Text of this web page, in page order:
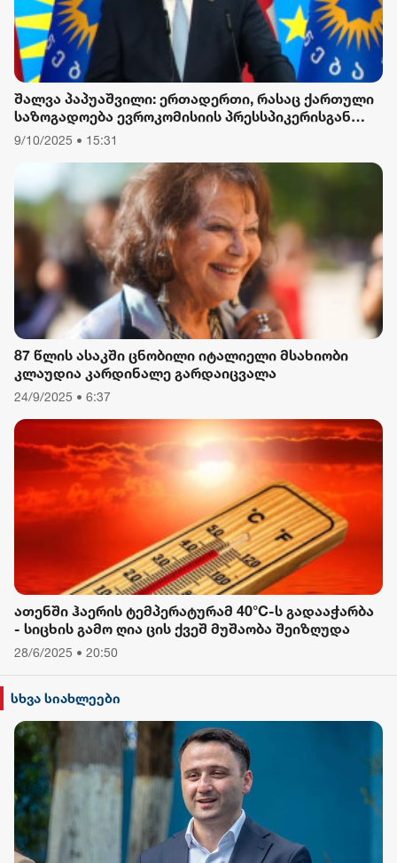
შალვა პაპუაშვილი: ერთადერთი, რასაც ქართული
საზოგადოება ევროკომისიის პრესსპიკერისგან
მოელის, არის ბოდიში ხელისუფლების დამხობის
9/10/2025 • 15:31
87 წლის ასაკში ცნობილი იტალიელი მსახიობი
კლაუდია კარდინალე გარდაიცვალა
24/9/2025 • 6:37
ათენში ჰაერის ტემპერატურამ 40°C-ს გადააჭარბა
- სიცხის გამო ღია ცის ქვეშ მუშაობა შეიზღუდა
28/6/2025 • 20:50
სხვა სიახლეები